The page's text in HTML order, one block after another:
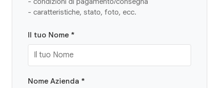
- caratteristiche, stato, foto, ecc.
Il tuo Nome *
Nome Azienda *